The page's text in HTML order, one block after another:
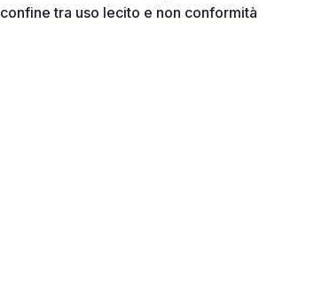
confine tra uso lecito e non conformità